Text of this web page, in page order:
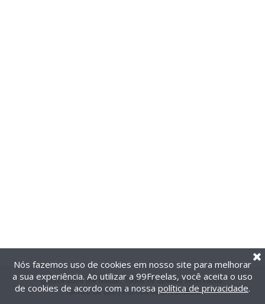
@2014-2026 99Freelas. Todos os direitos reservados.
Termos de uso| Política de privacidade
Nós fazemos uso de cookies em nosso site para melhorar
a sua experiência. Ao utilizar a 99Freelas, você aceita o uso
de cookies de acordo com a nossa política de privacidade.